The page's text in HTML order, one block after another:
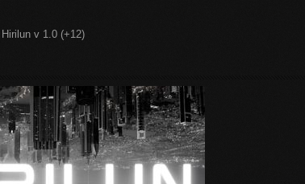
v 1.0 (+12)